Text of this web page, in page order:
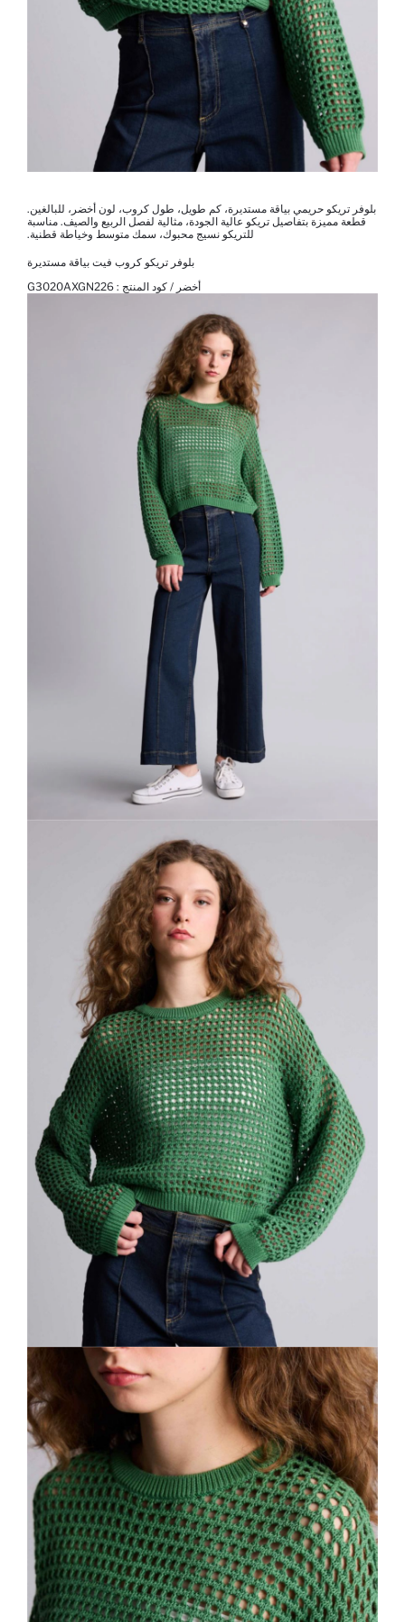
بلوفر تريكو حريمي بياقة مستديرة، كم طويل، طول كروب، لون أخضر، للبالغين.
قطعة مميزة بتفاصيل تريكو عالية الجودة، مثالية لفصل الربيع والصيف. مناسبة
للتريكو نسيج محبوك، سمك متوسط ​​وخياطة قطنية.
بلوفر تريكو كروب فيت بياقة مستديرة
أخضر / كود المنتج : G3020AXGN226